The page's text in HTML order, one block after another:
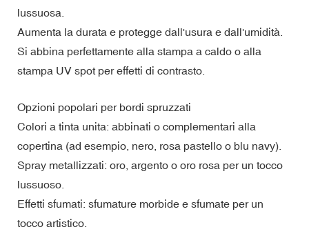
lussuosa.
Aumenta la durata e protegge dall'usura e dall'umidità.
Si abbina perfettamente alla stampa a caldo o alla
stampa UV spot per effetti di contrasto.
Opzioni popolari per bordi spruzzati
Colori a tinta unita: abbinati o complementari alla
copertina (ad esempio, nero, rosa pastello o blu navy).
Spray metallizzati: oro, argento o oro rosa per un tocco
lussuoso.
Effetti sfumati: sfumature morbide e sfumate per un
tocco artistico.